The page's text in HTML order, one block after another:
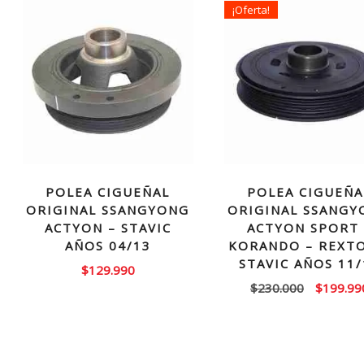
POLEA CIGUEÑAL
ORIGINAL SSANGYONG
ACTYON – STAVIC
AÑOS 04/13
$129.990
¡Oferta!
POLEA
ORIGINAL
ACTYON SPORT
KORANDO –
STAVIC AÑOS
$230.000
El
$